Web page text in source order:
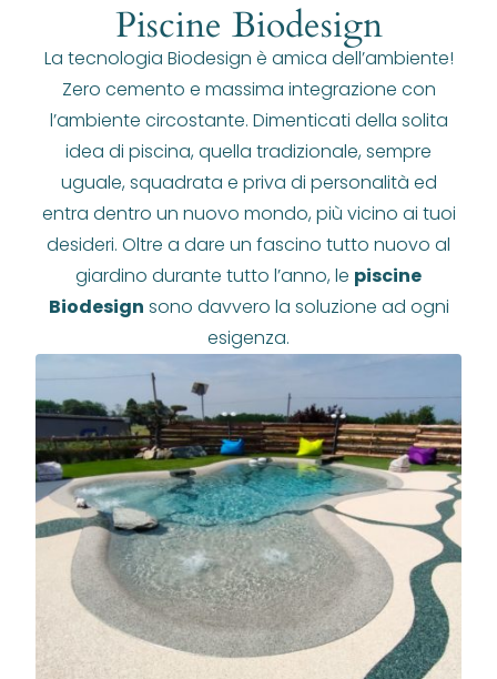
Piscine Biodesign
La tecnologia Biodesign è amica dell’ambiente!
Zero cemento e massima integrazione con
l’ambiente circostante. Dimenticati della solita
idea di piscina, quella tradizionale, sempre
uguale, squadrata e priva di personalità ed
entra dentro un nuovo mondo, più vicino ai tuoi
desideri. Oltre a dare un fascino tutto nuovo al
giardino durante tutto l’anno, le piscine
Biodesign sono davvero la soluzione ad ogni
esigenza.